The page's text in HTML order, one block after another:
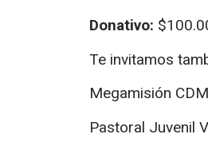
Donativo:
Te invitamos
Megamisión
Pastoral Juvenil